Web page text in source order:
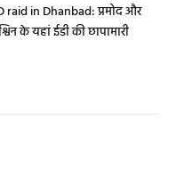
raid in Dhanbad: प्रमोद और
के यहां ईडी की छापामारी